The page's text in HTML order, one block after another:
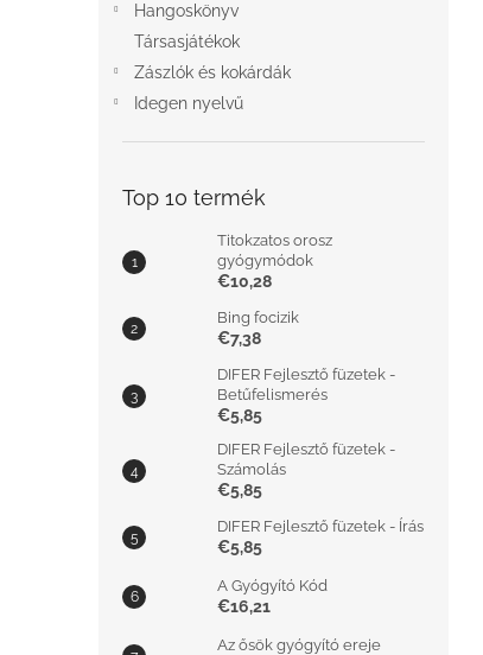
Hangoskönyv
Társasjátékok
Zászlók és kokárdák
Idegen nyelvű
Top 10 termék
Titokzatos orosz
gyógymódok
€10,28
Bing focizik
€7,38
DIFER Fejlesztő füzetek -
Betűfelismerés
€5,85
DIFER Fejlesztő füzetek -
Számolás
€5,85
DIFER Fejlesztő füzetek - Írás
€5,85
A Gyógyító Kód
€16,21
Az ősök gyógyító ereje